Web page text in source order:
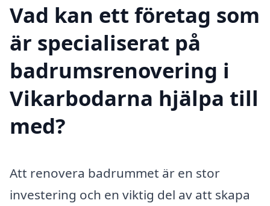
Vad kan ett företag som
är specialiserat på
badrumsrenovering i
Vikarbodarna hjälpa till
med?
Att renovera badrummet är en stor
investering och en viktig del av att skapa